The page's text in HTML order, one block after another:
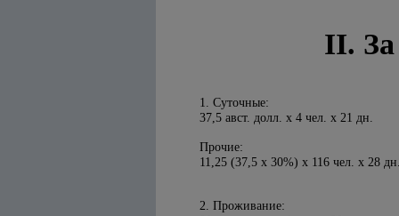
II. За
1. Суточные:
37,5 авст. долл. х 4 чел. х 21 дн.
Прочие:
11,25 (37,5 х 30%) х 116 чел. х 28
2. Проживание: